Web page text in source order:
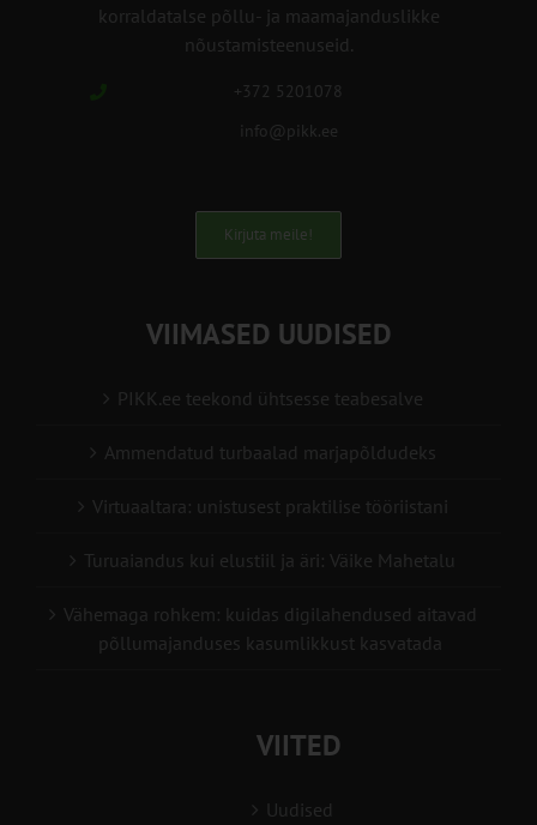
korraldatalse põllu- ja maamajanduslikke
nõustamisteenuseid.
+372 5201078
info@pikk.ee
Kirjuta meile!
VIIMASED UUDISED
PIKK.ee teekond ühtsesse teabesalve
Ammendatud turbaalad marjapõldudeks
Virtuaaltara: unistusest praktilise tööriistani
Turuaiandus kui elustiil ja äri: Väike Mahetalu
Vähemaga rohkem: kuidas digilahendused aitavad
põllumajanduses kasumlikkust kasvatada
VIITED
Uudised